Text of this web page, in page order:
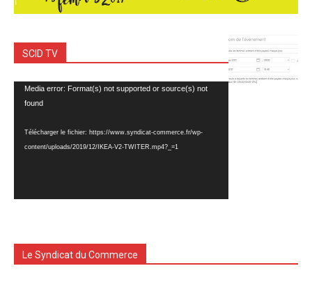
SCID TV
Lecteur
vidéo
Media error: Format(s) not supported or source(s) not
found
Télécharger le fichier: https://www.syndicat-commerce.fr/wp-
content/uploads/2019/12/IKEA-V2-TWITER.mp4?_=1
Le Syndicat du Commerce